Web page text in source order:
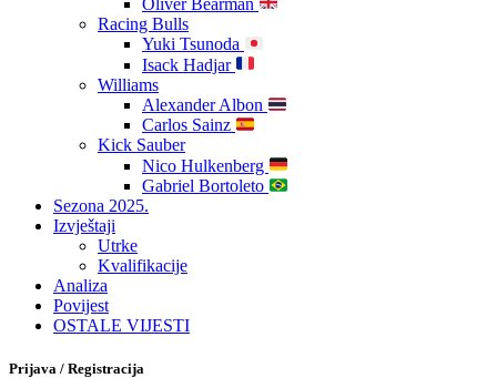
Racing Bulls
Yuki Tsunoda
Isack Hadjar
Williams
Alexander Albon
Carlos Sainz
Kick Sauber
Nico Hulkenberg
Gabriel Bortoleto
Sezona 2025.
Izvještaji
Utrke
Kvalifikacije
Analiza
Povijest
OSTALE VIJESTI
Prijava / Registracija